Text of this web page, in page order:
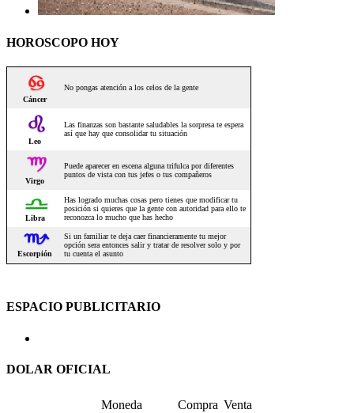
HOROSCOPO HOY
ESPACIO PUBLICITARIO
DOLAR OFICIAL
Moneda Compra Venta